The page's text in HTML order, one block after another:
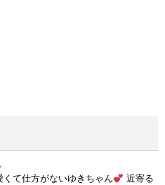
くて仕方がないゆきちゃん
近寄る